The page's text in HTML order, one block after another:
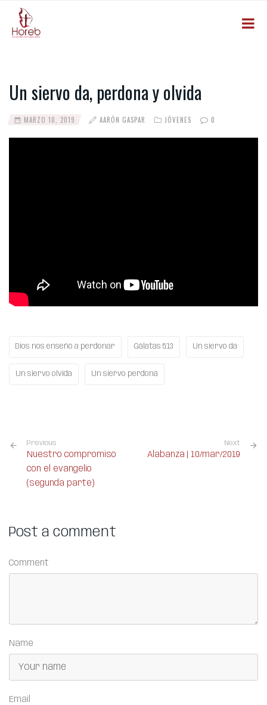
Un siervo da, perdona y olvida
MARZO 10, 2019 AARÓN GASPAR JÓVENES 0
Dios nos enseñó a perdonar Gálatas 5:13 Un siervo da
Un siervo olvida Un siervo perdona
Previous
Nuestro compromiso
con el evangelio
(segunda parte)
Next
Alabanza | 10/mar/2019
Post a comment
Comment
Name
Email